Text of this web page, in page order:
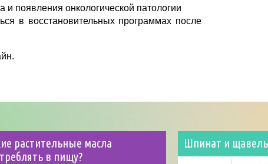
и появления онкологической патологии
в восстановительных программах после
растительные масла
в пищу?
Шпинат и щавель